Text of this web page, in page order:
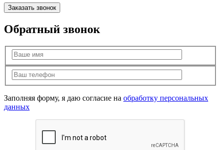
Заказать звонок
Обратный звонок
Заполняя форму, я даю согласие на обработку персональных
данных